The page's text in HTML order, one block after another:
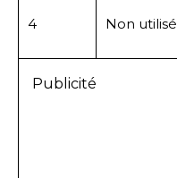
4 Non utilisé
Publicité